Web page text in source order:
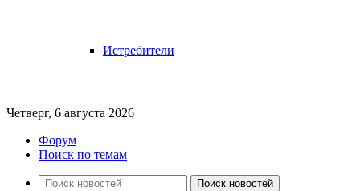
Истребители
Четверг, 6 августа 2026
Форум
Поиск по темам
Поиск новостей